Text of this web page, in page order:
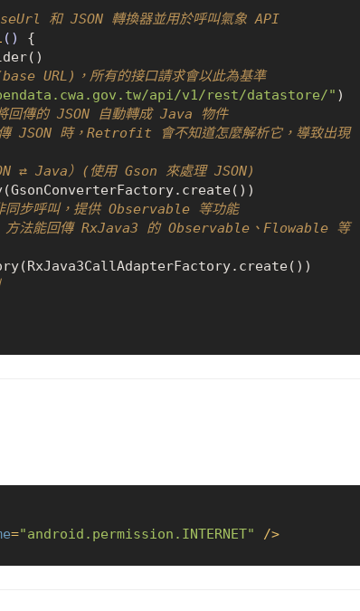
和 JSON 轉換器並用於呼叫氣象 API
()
{
URL)，所有的接口請求會以此為基準
api/v1/rest/datastore/" )
傳的 JSON 自動轉成 Java 物件
JSON 時，Retrofit 會不知道怎麼解析它，導致出現
⇄ Java）(使用 Gson 來處理 JSON)
步呼叫，提供 Observable 等功能
能回傳 RxJava3 的 Observable、Flowable 等
="android.permission.INTERNET" />